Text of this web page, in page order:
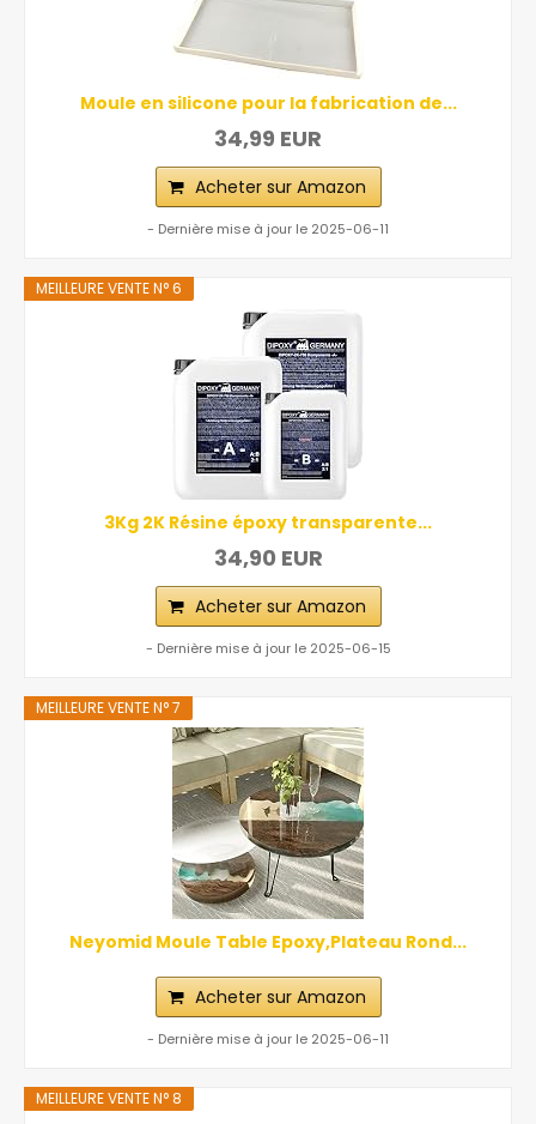
Moule en silicone pour la fabrication de...
34,99 EUR
Acheter sur Amazon
- Dernière mise à jour le 2025-06-11
MEILLEURE VENTE N° 6
3Kg 2K Résine époxy transparente...
34,90 EUR
Acheter sur Amazon
- Dernière mise à jour le 2025-06-15
MEILLEURE VENTE N° 7
Neyomid Moule Table Epoxy,Plateau Rond...
Acheter sur Amazon
- Dernière mise à jour le 2025-06-11
MEILLEURE VENTE N° 8